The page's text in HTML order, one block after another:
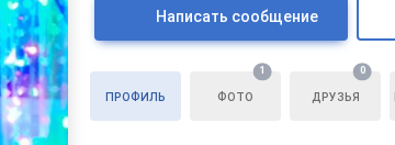
Написать сообщение
ПРОФИЛЬ ФОТО
1
ДРУЗЬЯ
0